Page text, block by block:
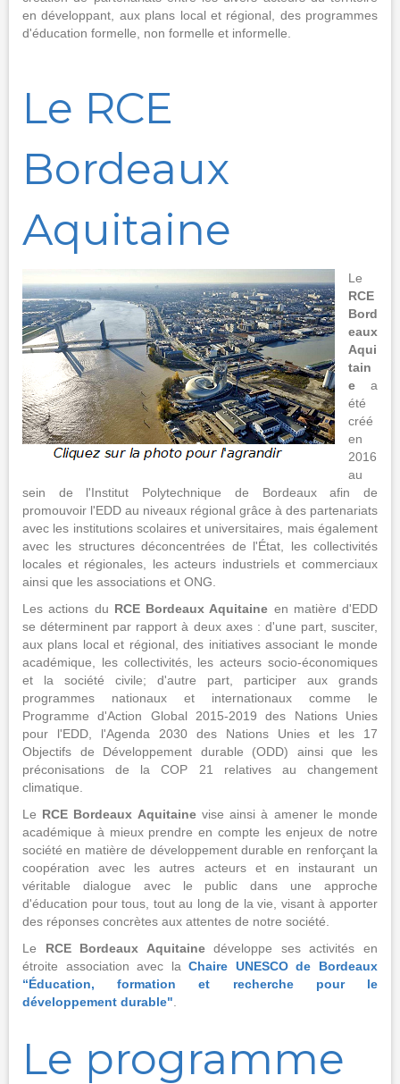
en développant, aux plans local et régional, des programmes
d'éducation formelle, non formelle et informelle.
Le RCE
Bordeaux
Aquitaine
Le
RCE
Bord
eaux
Aqui
tain
e a
été
créé
en
2016
au
sein de l'Institut Polytechnique de Bordeaux afin de
promouvoir l'EDD au niveaux régional grâce à des partenariats
avec les institutions scolaires et universitaires, mais également
avec les structures déconcentrées de l'État, les collectivités
locales et régionales, les acteurs industriels et commerciaux
ainsi que les associations et ONG.
Les actions du RCE Bordeaux Aquitaine en matière d'EDD
se déterminent par rapport à deux axes : d'une part, susciter,
aux plans local et régional, des initiatives associant le monde
académique, les collectivités, les acteurs socio-économiques
et la société civile; d'autre part, participer aux grands
programmes nationaux et internationaux comme le
Programme d'Action Global 2015-2019 des Nations Unies
pour l'EDD, l'Agenda 2030 des Nations Unies et les 17
Objectifs de Développement durable (ODD) ainsi que les
préconisations de la COP 21 relatives au changement
climatique.
Le RCE Bordeaux Aquitainevise ainsi à amener le monde
académique à mieux prendre en compte les enjeux de notre
société en matière de développement durable en renforçant la
coopération avec les autres acteurs et en instaurant un
véritable dialogue avec le public dans une approche
d'éducation pour tous, tout au long de la vie, visant à apporter
des réponses concrètes aux attentes de notre société.
Le RCE Bordeaux Aquitainedéveloppe ses activités en
étroite association avec laChaire UNESCO de Bordeaux
“Éducation, formation et recherche pour le
développement durable"
Le programme